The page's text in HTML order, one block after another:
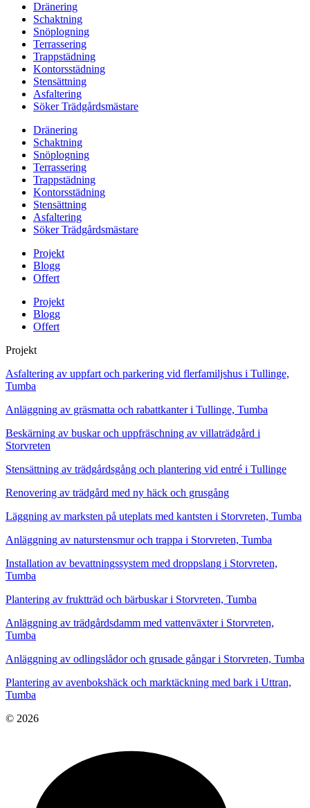
Dränering
Schaktning
Snöplogning
Terrassering
Trappstädning
Kontorsstädning
Stensättning
Asfaltering
Söker Trädgårdsmästare
Dränering
Schaktning
Snöplogning
Terrassering
Trappstädning
Kontorsstädning
Stensättning
Asfaltering
Söker Trädgårdsmästare
Projekt
Blogg
Offert
Projekt
Blogg
Offert
Projekt
Asfaltering av uppfart och parkering vid flerfamiljshus i Tullinge,
Tumba
Anläggning av gräsmatta och rabattkanter i Tullinge, Tumba
Beskärning av buskar och uppfräschning av villaträdgård i
Storvreten
Stensättning av trädgårdsgång och plantering vid entré i Tullinge
Renovering av trädgård med ny häck och grusgång
Läggning av marksten på uteplats med kantsten i Storvreten, Tumba
Anläggning av naturstensmur och trappa i Storvreten, Tumba
Installation av bevattningssystem med droppslang i Storvreten,
Tumba
Plantering av fruktträd och bärbuskar i Storvreten, Tumba
Anläggning av trädgårdsdamm med vattenväxter i Storvreten,
Tumba
Anläggning av odlingslådor och grusade gångar i Storvreten, Tumba
Plantering av avenbokshäck och marktäckning med bark i Uttran,
Tumba
© 2026